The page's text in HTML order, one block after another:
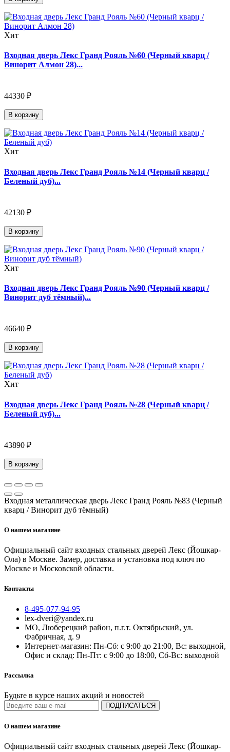
Хит
Входная дверь Лекс Гранд Рояль №60 (Черный кварц /
Винорит Алмон 28)...
44330 ₽
В корзину
Хит
Входная дверь Лекс Гранд Рояль №14 (Черный кварц /
Беленый дуб)...
42130 ₽
В корзину
Хит
Входная дверь Лекс Гранд Рояль №90 (Черный кварц /
Винорит дуб тёмный)...
46640 ₽
В корзину
Хит
Входная дверь Лекс Гранд Рояль №28 (Черный кварц /
Беленый дуб)...
43890 ₽
В корзину
Входная металлическая дверь Лекс Гранд Рояль №83 (Черный
кварц / Винорит дуб тёмный)
О нашем магазине
Официальный сайт входных стальных дверей Лекс (Йошкар-
Ола) в Москве. Замер, доставка и установка под ключ по
Москве и Московской области.
Контакты
8-495-077-94-95
lex-dveri@yandex.ru
МО, Люберецкий район, п.г.т. Октябрьский, ул.
Фабричная, д. 9
Интернет-магазин: Пн-Сб: с 9:00 до 21:00, Вс: выходной,
Офис и склад: Пн-Пт: с 9:00 до 18:00, Сб-Вс: выходной
Рассылка
Будьте в курсе наших акций и новостей
ПОДПИСАТЬСЯ
О нашем магазине
Официальный сайт входных стальных дверей Лекс (Йошкар-